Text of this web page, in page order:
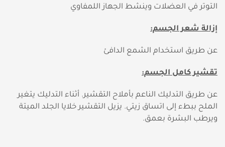
التوتر في العضلات وينشط الجهاز اللمفاوي
إزالة شعر الجسم:
عن طريق استخدام الشمع الدافئ
تقشير كامل الجسم:
عن طريق التدليك الناعم بأملاح التقشير. أثناء التدليك يتغير
الملح ببطء إلى اتساق زيتي. يزيل التقشير خلايا الجلد الميتة
ويرطب البشرة بعمق.